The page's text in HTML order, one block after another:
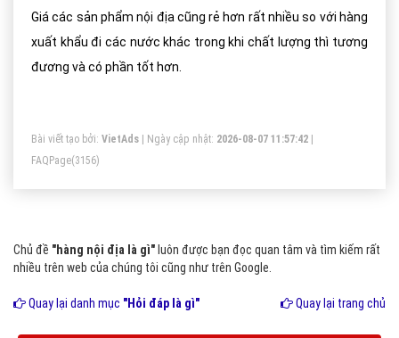
Giá các sản phẩm nội địa cũng rẻ hơn rất nhiều so với hàng
xuất khẩu đi các nước khác trong khi chất lượng thì tương
đương và có phần tốt hơn.
Bài viết tạo bởi: VietAds | Ngày cập nhật: 2026-08-07 11:57:42
FAQPage(3156)
Chủ đề "hàng nội địa là gì" luôn được bạn đọc quan tâm và tìm kiếm rất
nhiều trên web của chúng tôi cũng như trên Google.
Quay lại danh mục "Hỏi đáp là gì" Quay lại trang chủ